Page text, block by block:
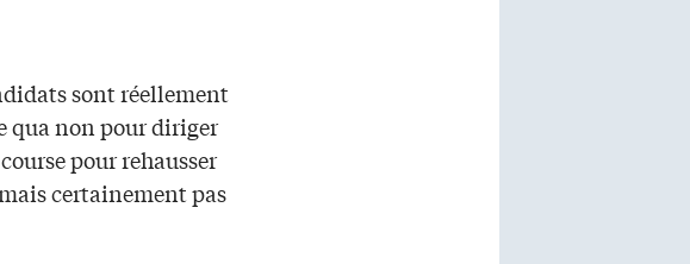
sont réellement
qua non pour diriger
pour rehausser
certainement pas